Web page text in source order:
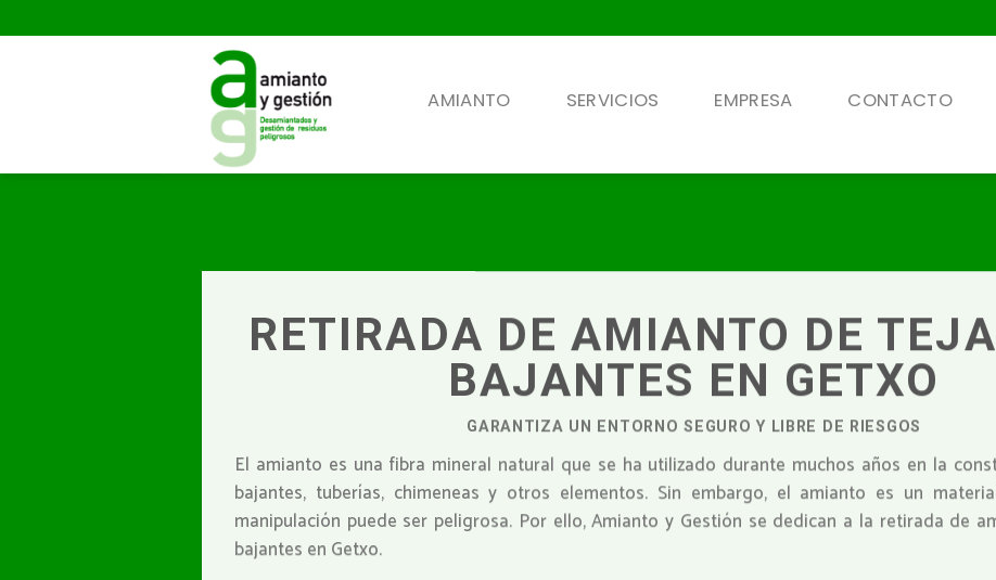
to
AMIANTO SERVICIOS EMPRESA CONTACTO
RETIRADA DE AMIANTO DE
BAJANTES EN GETXO
GARANTIZA UN ENTORNO SEGURO Y LIBRE DE RIESGOS
El amianto es una fibra mineral natural que se ha utilizado durante muchos años en la
bajantes, tuberías, chimeneas y otros elementos. Sin embargo, el amianto es un
manipulación puede ser peligrosa. Por ello, Amianto y Gestión se dedican a la retirada de
bajantes en Getxo.